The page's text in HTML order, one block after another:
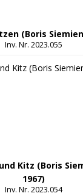
(Boris
Inv. Nr. 2023.055
Kitz (Boris
1967)
Inv. Nr. 2023.054